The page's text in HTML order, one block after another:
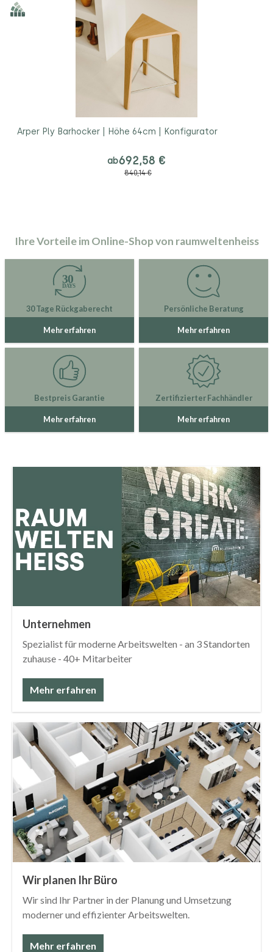
Arper Ply Barhocker | Höhe 64cm | Konfigurator
ab692,58 €
840,14 €
Ihre Vorteile im Online-Shop von raumweltenheiss
30 Tage Rückgaberecht
Mehr erfahren
Persönliche Beratung
Mehr erfahren
Bestpreis Garantie
Mehr erfahren
Zertifizierter Fachhändler
Mehr erfahren
Unternehmen
Spezialist für moderne Arbeitswelten - an 3 Standorten
zuhause - 40+ Mitarbeiter
Mehr erfahren
Wir planen Ihr Büro
Wir sind Ihr Partner in der Planung und Umsetzung
moderner und effizienter Arbeitswelten.
Mehr erfahren